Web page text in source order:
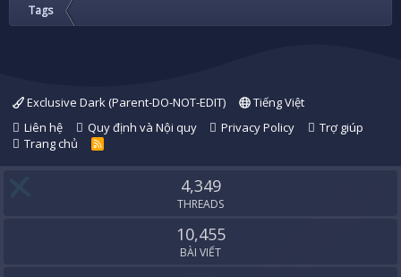
Tags
Exclusive Dark (Parent-DO-NOT-EDIT)
Tiếng Việt
Liên hệ
Quy định và Nội quy Privacy Policy
Trợ giúp
Trang chủ
R
S
4,349
THREADS
10,455
BÀI VIẾT